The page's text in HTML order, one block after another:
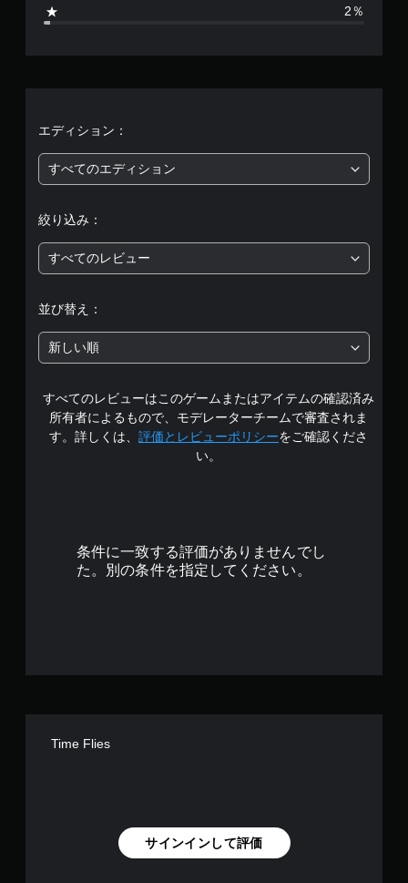
評
は
5
階
中
の
4
2％
エディション：
すべてのエディション
絞り込み：
すべてのレビュー
並び替え：
新しい順
すべてのレビューはこのゲームまたはアイテムの確認済み
所有者によるもので、モデレーターチームで審査されま
す。詳しくは、 評価とレビューポリシーをご確認くださ
い。
条件に一致する評価がありませんでし
た。別の条件を指定してください。
Time Flies
サインインして評価